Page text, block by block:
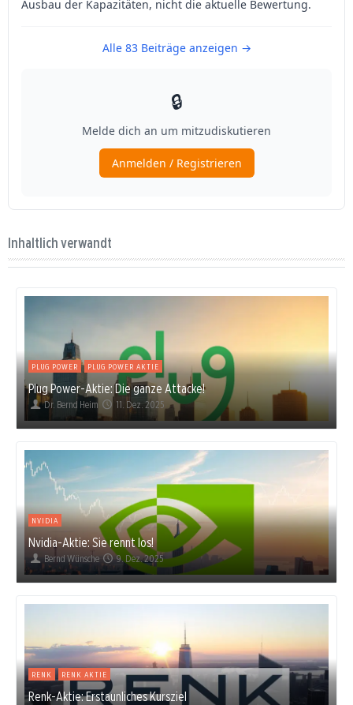
Inhaltlich verwandt
PLUG POWER PLUG POWER AKTIE
Plug Power-Aktie: Die ganze Attacke!
Dr. Bernd Heim 11. Dez. 2025
NVIDIA
Nvidia-Aktie: Sie rennt los!
Bernd Wünsche 9. Dez. 2025
RENK RENK AKTIE
Renk-Aktie: Erstaunliches Kursziel